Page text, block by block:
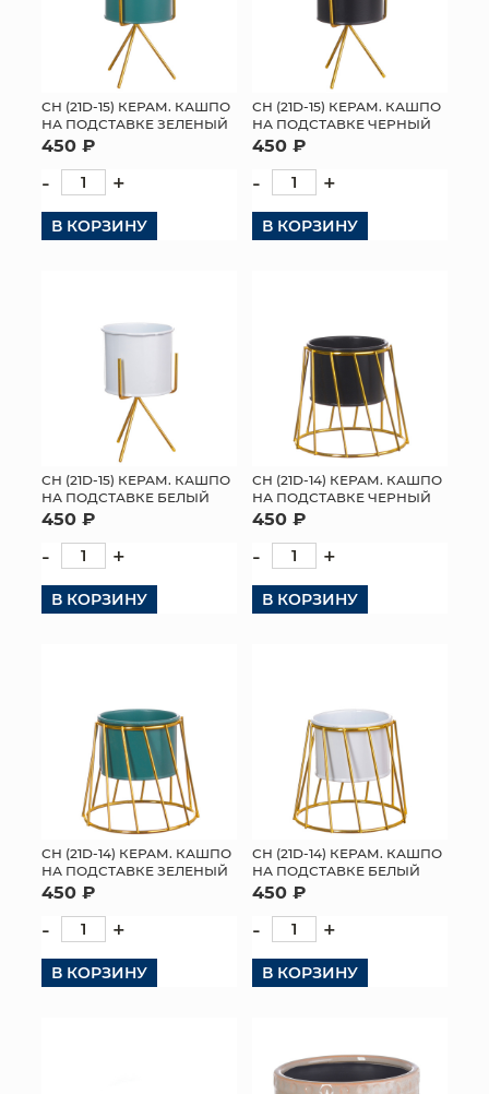
СН (21D-15) КЕРАМ. КАШПО
НА ПОДСТАВКЕ ЗЕЛЕНЫЙ
450 ₽
- +
В КОРЗИНУ
СН (21D-15) КЕРАМ. КАШПО
НА ПОДСТАВКЕ ЧЕРНЫЙ
450 ₽
- +
В КОРЗИНУ
СН (21D-15) КЕРАМ. КАШПО
НА ПОДСТАВКЕ БЕЛЫЙ
450 ₽
- +
В КОРЗИНУ
СН (21D-14) КЕРАМ. КАШПО
НА ПОДСТАВКЕ ЧЕРНЫЙ
450 ₽
- +
В КОРЗИНУ
СН (21D-14) КЕРАМ. КАШПО
НА ПОДСТАВКЕ ЗЕЛЕНЫЙ
450 ₽
- +
В КОРЗИНУ
СН (21D-14) КЕРАМ. КАШПО
НА ПОДСТАВКЕ БЕЛЫЙ
450 ₽
- +
В КОРЗИНУ